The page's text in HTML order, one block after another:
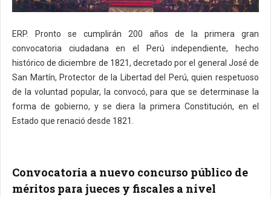
ERP. Pronto se cumplirán 200 años de la primera gran
convocatoria ciudadana en el Perú independiente, hecho
histórico de diciembre de 1821, decretado por el general José de
San Martín, Protector de la Libertad del Perú, quien respetuoso
de la voluntad popular, la convocó, para que se determinase la
forma de gobierno, y se diera la primera Constitución, en el
Estado que renació desde 1821.
Convocatoria a nuevo concurso público de
méritos para jueces y fiscales a nivel